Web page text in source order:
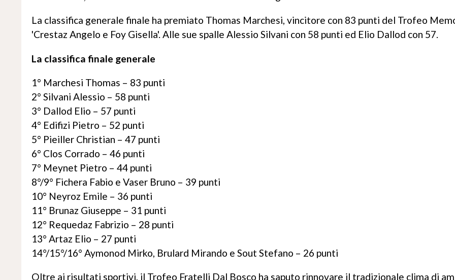
La classifica generale finale ha premiato Thomas Marchesi, vincitore con 83 punti del Trofeo
'Crestaz Angelo e Foy Gisella'. Alle sue spalle Alessio Silvani con 58 punti ed Elio Dallod con 57.
La classifica finale generale
1° Marchesi Thomas – 83 punti
2° Silvani Alessio – 58 punti
3° Dallod Elio – 57 punti
4° Edifizi Pietro – 52 punti
5° Pieiller Christian – 47 punti
6° Clos Corrado – 46 punti
7° Meynet Pietro – 44 punti
8°/9° Fichera Fabio e Vaser Bruno – 39 punti
10° Neyroz Emile – 36 punti
11° Brunaz Giuseppe – 31 punti
12° Requedaz Fabrizio – 28 punti
13° Artaz Elio – 27 punti
14°/15°/16° Aymonod Mirko, Brulard Mirando e Sout Stefano – 26 punti
Oltre ai risultati sportivi, il Trofeo Fratelli Dal Bosco ha saputo rinnovare il tradizionale clima di